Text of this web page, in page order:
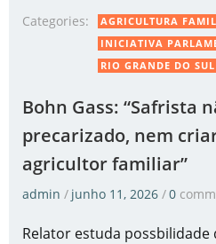
Categories: AGRICULTURA
INICIATIVA
RIO GRANDE DO SUL
Bohn Gass: “Safrista
precarizado, nem
agricultor familiar”
admin / junho 11, 2026 /0
Relator estuda possbilidade